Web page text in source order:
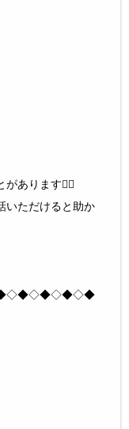
があります🙇‍♂️
いただけると助か